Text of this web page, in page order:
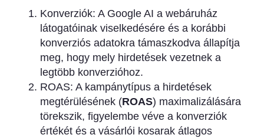
Konverziók: A Google AI a webáruház
látogatóinak viselkedésére és a korábbi
konverziós adatokra támaszkodva állapítja
meg, hogy mely hirdetések vezetnek a
legtöbb konverzióhoz.
ROAS: A kampánytípus a hirdetések
megtérülésének (ROAS) maximalizálására
törekszik, figyelembe véve a konverziók
értékét és a vásárlói kosarak átlagos